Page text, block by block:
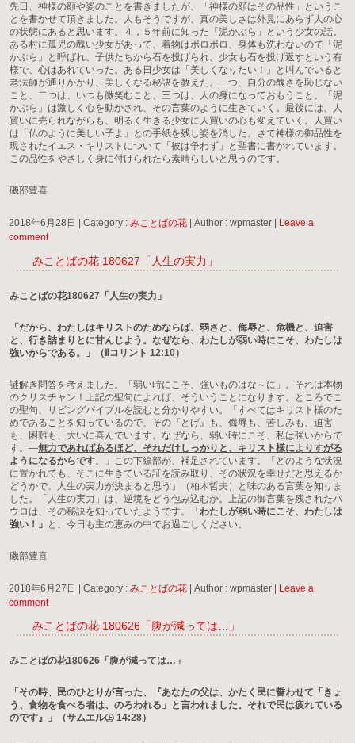
先日、神様の顔や姿のことを書きましたが、「神様の顔はその品性」というこ
とを書かせて頂きました。人もそうですが、真の美しさは外見にあらず人の心
の状態にあると思います。４，５年前に知った「泥かぶら」という少女の話。
ある村に孤児の醜い少女があって、着物はボロボロ、身体も洗わないので「泥
かぶら」と呼ばれ、子供たちから石を投げられ、少女も石を投げ返すという有
様で、心はあれていった。ある日少女は「美しくなりたい！」と叫んでいると
老法師が通りかかり、美しくなる秘訣を教えた。一つ、自分の醜さを恥じない
こと、二つは、いつも微笑むこと、三つは、人の身になっておもうこと。「泥
かぶら」は激しく心を動かされ、その言葉のように生きていく。最後には、人
買いに売られながらも、明るく生きる少女に人買いの心も変えていく。人買い
は「仏のように美しい子よ」との手紙を残し姿を消した。さて神様の御品性を
現されたイエス・キリストについて「彼は争わず」と聖書に書かれています。
この品性をやさしく身に付けられたら素晴らしいと思うのです。
磯部豊喜
2018年6月28日 Category : みことばの花 Author : wpmaster
Leave a
comment
みことばの花 180627「人生の実力」
みことばの花180627「人生の実力」
「だから、わたしはキリストのためならば、弱さと、侮辱と、危機と、迫害
と、行き詰まりとに甘んじよう。なぜなら、わたしが弱い時にこそ、わたしは
強いからである。」（Ⅱコリント 12:10）
謎解き問答を考えました。「弱い時にこそ、強いものはな～に」。それは本物
のクリスチャン！上記の聖句によれば、そういうことになります。ところでこ
の聖句、リビングバイブルを読むと分かりやすい。「すべてはキリスト様のた
めであることを知っているので、その『とげ』も、侮辱も、苦しみも、迫害
も、困難も、大いに喜んでいます。なぜなら、弱い時にこそ、私は強いからで
す。―無力であればあるほど、それだけしっかりと、キリスト様によりすがる
ようになるからです。」この下線部が、補足されています。「どのような状況
に置かれても、そこに生きている証を読み取り、その状況を幸せだと思えるか
どうかで、人生の実力が決まると思う」（柏木哲夫）と味のある言葉を知りま
した。「人生の実力」は、逆境をどう包み込むか。上記の御言葉を残されたパ
ウロは、その秘訣を知っていたようです。「わたしが弱い時にこそ、わたしは
強い！」 と。今日も主の恵みの中でお過ごしください。
磯部豊喜
2018年6月27日 | Category : みことばの花 | Author : wpmaster | Leave a
comment
みことばの花 180626「腹が減っては…」
みことばの花180626「腹が減っては…」
「その時、民のひとりが言った、『あなたの父は、かたく民に誓わせて「きょ
う、食物を食べる者は、のろわれる」と言われました。それで民は疲れている
のです』」（サムエル㊤ 14:28）